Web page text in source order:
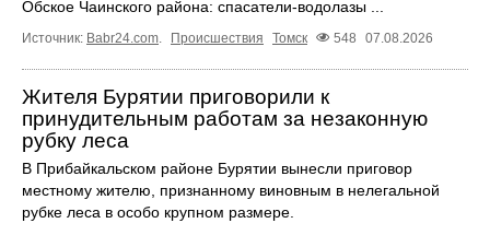
Обское Чаинского района: спасатели-водолазы ...
Источник: Babr24.com. Происшествия Томск 548 07.08.2026
Жителя Бурятии приговорили к
принудительным работам за незаконную
рубку леса
В Прибайкальском районе Бурятии вынесли приговор
местному жителю, признанному виновным в нелегальной
рубке леса в особо крупном размере.